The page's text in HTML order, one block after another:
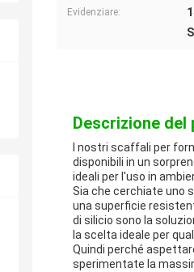
Evidenziare:
Descrizione
I nostri scaffali per
disponibili in un
ideali per l'uso in
Sia che cerchiate uno
una superficie
di silicio sono la
la scelta ideale per
Quindi perché
sperimentate la